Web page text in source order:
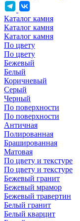
Каталог камня
Каталог камня
Каталог камня
По цвету
По цвету
Бежевый
Белый
Коричневый
Серый
Черный
По поверхности
По поверхности
Античная
Полированная
Брашированная
Матовая
По цвету и текстуре
По цвету и текстуре
Бежевый гранит
Бежевый мрамор
Бежевый травертин
Белый гранит
Белый кварцит